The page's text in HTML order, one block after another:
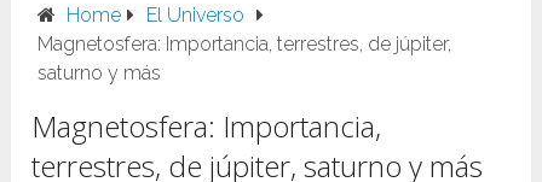
Home
El Universo
Magnetosfera: Importancia, terrestres, de júpiter,
saturno y más
Magnetosfera: Importancia,
terrestres, de júpiter, saturno y más